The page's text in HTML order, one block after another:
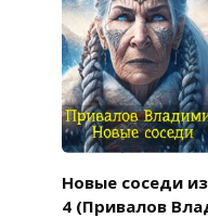
Новые соседи
4 (Привалов